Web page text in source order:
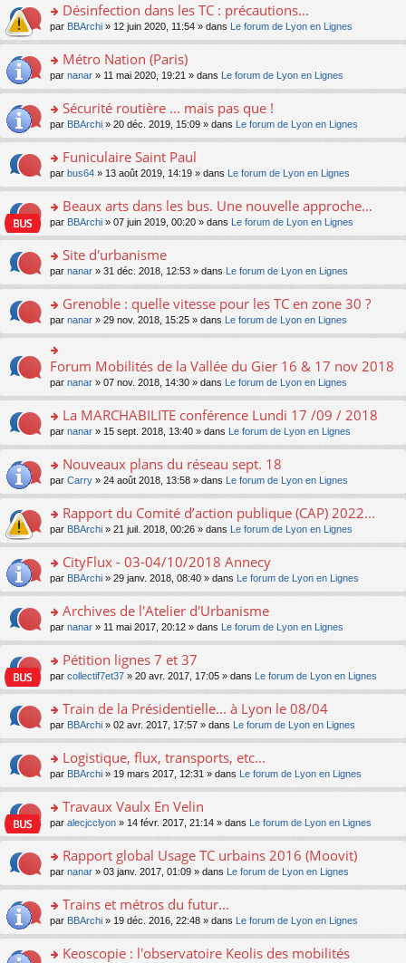
e
nt
u
s
ré
e
nt
lu
le
pl
u
s
e
nt
g
e
n
o
lu
pl
u
s
c
e
nt
e
s
a
g
e
n
n
lu
le
pl
u
c
e
nt
ult
er
le
m
e
a
g
e
n
n
le
pl
u
ré
c
e
nt
o
n
ult
er
le
m
e
a
g
e
n
n
le
pl
u
ré
c
e
nt
Désinfection dans les TC : précautions...
par BBArchi » 12 juin 2020, 11:54 » dans Le forum de Lyon en Lignes
o
n
ult
er
le
m
e
a
g
e
n
n
le
pl
u
s
ré
c
e
nt
Métro Nation (Paris)
par nanar » 11 mai 2020, 19:21 » dans Le forum de Lyon en Lignes
o
n
ult
er
le
m
e
a
g
e
n
n
le
pl
u
s
c
e
nt
Sécurité routière ... mais pas que !
par BBArchi » 20 déc. 2019, 15:09 » dans Le forum de Lyon en Lignes
o
n
ult
er
le
m
e
a
g
e
n
o
lu
pl
u
s
c
e
nt
Funiculaire Saint Paul
par bus64 » 13 août 2019, 14:19 » dans Le forum de Lyon en Lignes
o
n
ult
er
le
m
e
s
g
e
n
o
lu
pl
u
s
c
e
nt
Beaux arts dans les bus. Une nouvelle approche...
par BBArchi » 07 juin 2019, 00:20 » dans Le forum de Lyon en Lignes
o
n
ult
er
le
m
e
s
g
e
n
o
lu
pl
u
s
c
e
nt
Site d'urbanisme
par nanar » 31 déc. 2018, 12:53 » dans Le forum de Lyon en Lignes
o
n
s
ult
er
le
m
e
s
g
e
n
o
lu
pl
u
s
c
e
nt
Grenoble : quelle vitesse pour les TC en zone 30 ?
par nanar » 29 nov. 2018, 15:25 » dans Le forum de Lyon en Lignes
o
n
er
le
m
e
s
a
g
e
n
n
lu
le
pl
u
c
e
nt
Forum Mobilités de la Vallée du Gier 16 & 17 nov 2018
par nanar » 07 nov. 2018, 14:30 » dans Le forum de Lyon en Lignes
o
n
ult
er
le
m
e
a
g
e
n
n
le
pl
u
ré
c
e
nt
La MARCHABILITE conférence Lundi 17 /09 / 2018
par nanar » 15 sept. 2018, 13:40 » dans Le forum de Lyon en Lignes
o
n
ult
er
le
m
e
a
g
e
n
n
le
pl
u
ré
c
e
nt
Nouveaux plans du réseau sept. 18
par Carry » 24 août 2018, 13:58 » dans Le forum de Lyon en Lignes
o
n
ult
er
le
m
e
a
g
e
n
n
le
pl
u
ré
c
e
nt
Rapport du Comité d’action publique (CAP) 2022...
par BBArchi » 21 juil. 2018, 00:26 » dans Le forum de Lyon en Lignes
o
n
ult
er
le
m
e
a
g
e
n
n
le
pl
u
ré
c
e
nt
CityFlux - 03-04/10/2018 Annecy
par BBArchi » 29 janv. 2018, 08:40 » dans Le forum de Lyon en Lignes
o
n
ult
er
le
m
e
a
g
e
n
n
le
pl
u
ré
c
e
nt
Archives de l'Atelier d'Urbanisme
par nanar » 11 mai 2017, 20:12 » dans Le forum de Lyon en Lignes
o
n
ult
er
le
m
e
a
g
e
n
n
le
pl
u
Pétition lignes 7 et 37
par collectif7et37 » 20 avr. 2017, 17:05 » dans Le forum de Lyon en Lignes
o
n
ult
er
le
m
e
a
g
e
n
n
le
Train de la Présidentielle... à Lyon le 08/04
par BBArchi » 02 avr. 2017, 17:57 » dans Le forum de Lyon en Lignes
o
n
ult
er
le
m
e
a
g
e
n
Logistique, flux, transports, etc...
par BBArchi » 19 mars 2017, 12:31 » dans Le forum de Lyon en Lignes
o
n
ult
er
le
m
e
a
Travaux Vaulx En Velin
par alecjcclyon » 14 févr. 2017, 21:14 » dans Le forum de Lyon en Lignes
o
n
ult
er
le
m
Rapport global Usage TC urbains 2016 (Moovit)
par nanar » 03 janv. 2017, 01:09 » dans Le forum de Lyon en Lignes
o
n
Trains et métros du futur...
par BBArchi » 19 déc. 2016, 22:48 » dans Le forum de Lyon en Lignes
Keoscopie : l'observatoire Keolis des mobilités